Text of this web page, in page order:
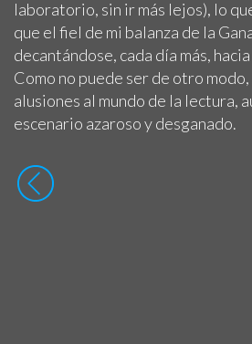
laboratorio, sin ir más lejos), lo
que el fiel de mi balanza de la
decantándose, cada día más,
Como no puede ser de otro
alusiones al mundo de la lectura,
escenario azaroso y desganado.